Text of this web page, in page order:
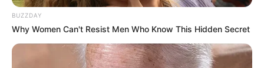
BUZZDAY
Why Women Can't Resist Men Who Know This Hidden Secret